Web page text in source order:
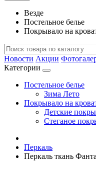
Везде
Постельное белье
Покрывало на
Новости Акции
Категории
Постельное белье
Зима Лето
Покрывало на
Детские
Стеганое
Перкаль
Перкаль ткань